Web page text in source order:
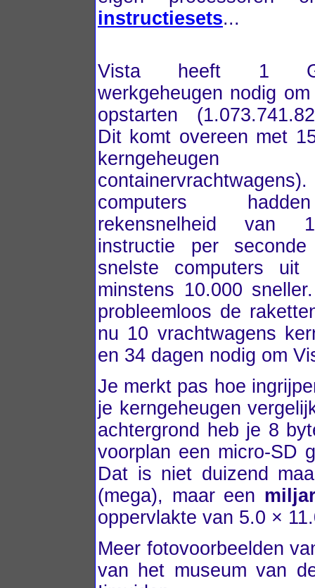
instructiesets...
Vista heeft 1
werkgeheugen nodig
opstarten
Dit komt overeen met
computers
rekensnelheid van
instructie per
snelste computers
minstens 10.000
probleemloos de
nu 10 vrachtwagens
en 34 dagen nodig om
Je merkt pas hoe
je kerngeheugen
achtergrond heb je 8
voorplan een micro-SD
Dat is niet duizend
(mega), maar een
oppervlakte van 5.0 ×
Meer fotovoorbeelden
van het museum van